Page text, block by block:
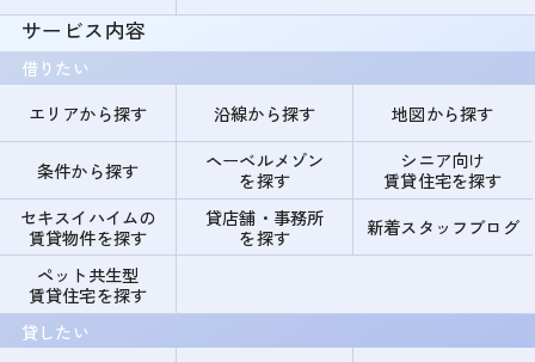
サービス内容
借りたい
エリアから探す
沿線から探す 地図から探す
条件から探す
ヘーベルメゾン
を探す
シニア向け
賃貸住宅を探す
セキスイハイムの
賃貸物件を探す
貸店舗・事務所
を探す
新着スタッフブログ
ペット共生型
賃貸住宅を探す
貸したい